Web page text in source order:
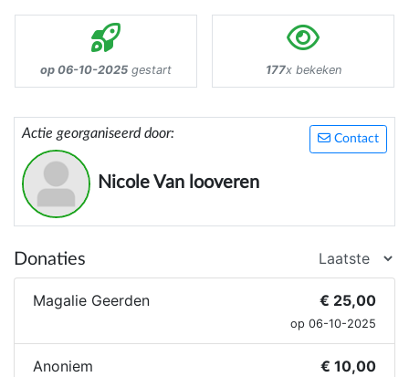
op 06-10-2025 gestart 177x bekeken
Contact
Actie georganiseerd door:
Nicole Van looveren
Donaties
Magalie Geerden € 25,00
op 06-10-2025
Anoniem € 10,00